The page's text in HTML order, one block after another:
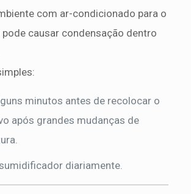
com ar-condicionado para o
causar condensação dentro
minutos antes de recolocar o
após grandes mudanças de
diariamente.